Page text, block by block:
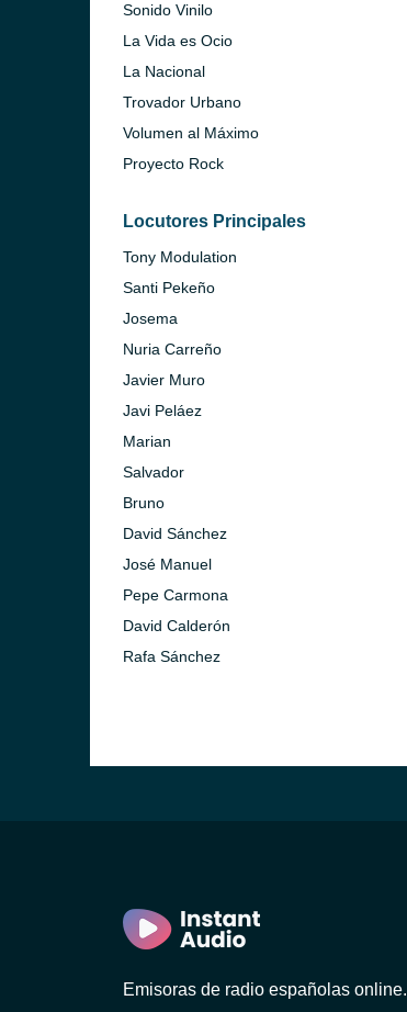
Sonido Vinilo
La Vida es Ocio
La Nacional
Trovador Urbano
Volumen al Máximo
Proyecto Rock
Locutores Principales
Tony Modulation
Santi Pekeño
Josema
Nuria Carreño
Javier Muro
Javi Peláez
Marian
Salvador
Bruno
David Sánchez
José Manuel
Pepe Carmona
David Calderón
Rafa Sánchez
Emisoras de radio españolas online.